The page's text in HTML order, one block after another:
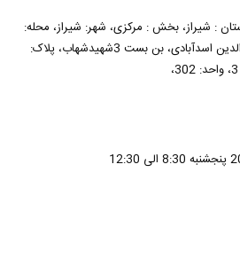
: شیراز، بخش : مرکزی، شهر: شیراز، محله:
مشیر فاطمی، خیابان سیدجمال الدین اسدآبادی، بن بست 3شهیدشهاب، پلاک: